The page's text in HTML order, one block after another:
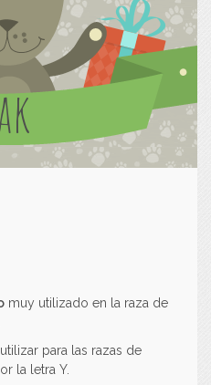
muy utilizado en la raza de
para las razas de
la letra Y.